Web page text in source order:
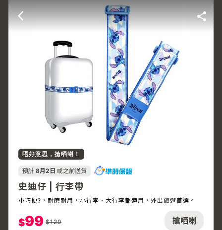
搶哂喇
唔好意思，搶哂喇！
預計 8月2日 或之前送貨
史迪仔 | 行李帶
小巧便?，耐磨耐用，小行李、大行李都適用，外出旅遊首選。
$99 $129